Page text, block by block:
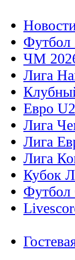
Футбол
ЧМ
Лига
Евро
Лига
Лига
Лига
Кубок
Футбол